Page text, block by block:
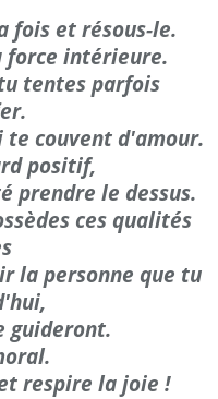
fois et résous-le.
intérieure.
tentes parfois
te couvent d'amour.
positif,
prendre le dessus.
ces qualités
la personne que tu
guideront.
respire la joie !